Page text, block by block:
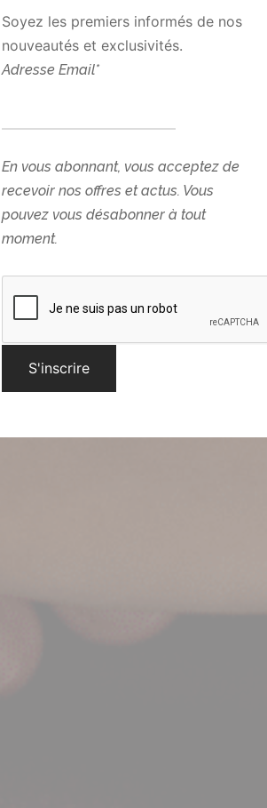
Soyez les premiers informés de nos
nouveautés et exclusivités.
Adresse Email*
En vous abonnant, vous acceptez de
recevoir nos offres et actus. Vous
pouvez vous désabonner à tout
moment.